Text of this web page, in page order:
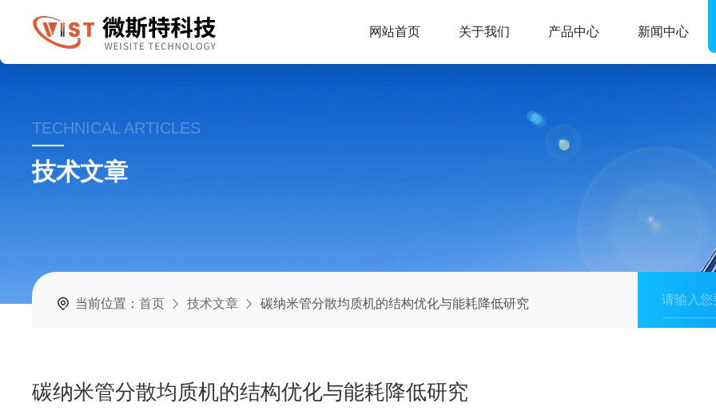
网站首页 关于我们 产品中心 新闻中心
TECHNICAL ARTICLES
技术文章
当前位置：首页 技术文章 碳纳米管分散均质机的结构优化与能耗降低研究
碳纳米管分散均质机的结构优化与能耗降低研究